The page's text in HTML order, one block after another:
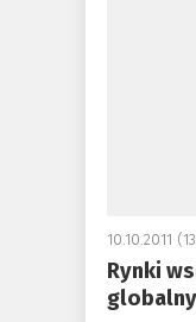
10.10.2011
Rynki